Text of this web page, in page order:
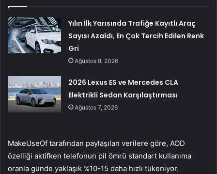
Yılın İlk Yarısında Trafiğe Kayıtlı Araç
Sayısı Azaldı, En Çok Tercih Edilen Renk
Gri
Ağustos 8, 2026
2026 Lexus ES ve Mercedes CLA
Elektrikli Sedan Karşılaştırması
Ağustos 7, 2026
MakeUseOf tarafından paylaşılan verilere göre, AOD
özelliği aktifken telefonun pil ömrü standart kullanıma
oranla günde yaklaşık %10-15 daha hızlı tükeniyor.